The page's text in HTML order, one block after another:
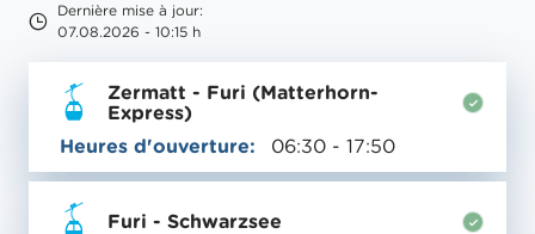
Dernière mise à jour:
07.08.2026 - 10:15 h
Zermatt - Furi (Matterhorn-
Express)
Heures d'ouverture:
06:30 - 17:50
Furi - Schwarzsee